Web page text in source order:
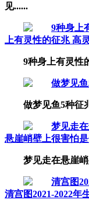
见......
上有灵性的征兆 高
9种身上有灵性
做梦见鱼5种征
悬崖峭壁上很害怕
梦见走在悬崖
清宫图2021-2022年